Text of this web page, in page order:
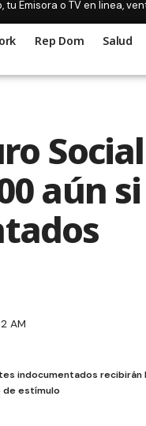
tu Emisora o TV en linea,
Rep Dom Salud
aún
AM
indocumentados recibirán
de estímulo